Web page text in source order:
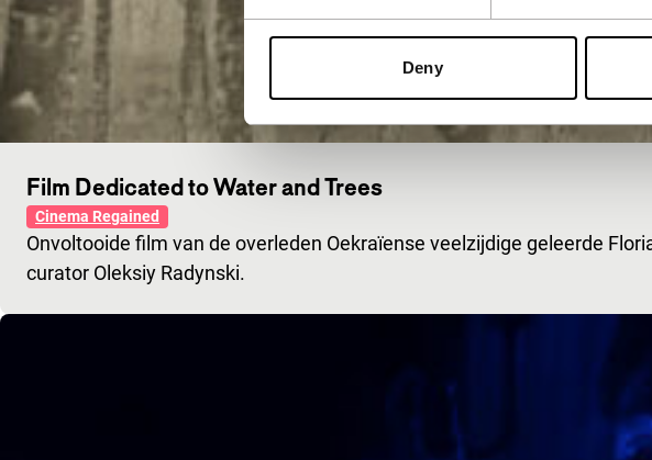
Deny
Film Dedicated to Water and Trees
Cinema Regained
Onvoltooide film van de overleden Oekraïense veelzijdige geleerde
curator Oleksiy Radynski.